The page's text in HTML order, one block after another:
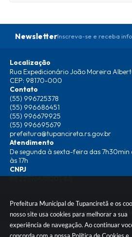
Prefeitura Municipal de Tupanciretã e os
nosso site usa cookies para melhorar a sua
experiência de navegação. Ao continuar
NewsletterInscreva-se e receba
Localização
Rua Expedicionário João Moreira
CEP: 98170-000
Contato
(55) 996725378
(55) 996686451
(55) 996679925
(55) 996695679
prefeitura@tupancireta.rs.gov.br
Atendimento
De segunda à sexta-feira das 7h30min
às 17h
CNPJ
88.227.764/0001-65
Versão do Sistema: 3.5.3
Portal atualizado em:07/08/2026